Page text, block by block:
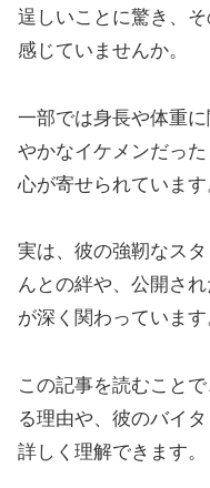
逞しいことに驚き、
感じていませんか。
一部では身長や体重
やかなイケメンだっ
心が寄せられています
実は、彼の強靭なス
んとの絆や、公開さ
が深く関わっています
この記事を読むこと
る理由や、彼のバイ
詳しく理解できます。